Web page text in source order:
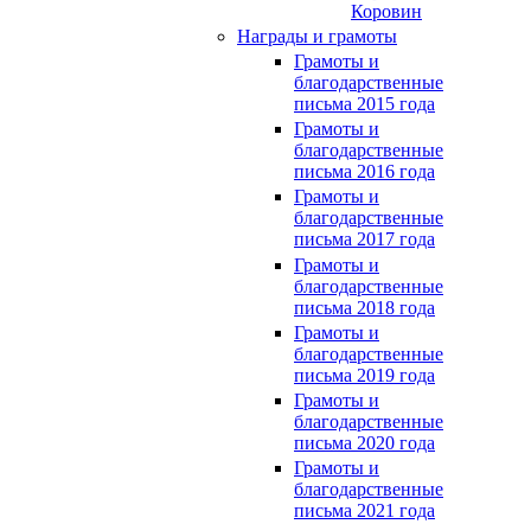
Коровин
Награды и грамоты
Грамоты и
благодарственные
письма 2015 года
Грамоты и
благодарственные
письма 2016 года
Грамоты и
благодарственные
письма 2017 года
Грамоты и
благодарственные
письма 2018 года
Грамоты и
благодарственные
письма 2019 года
Грамоты и
благодарственные
письма 2020 года
Грамоты и
благодарственные
письма 2021 года